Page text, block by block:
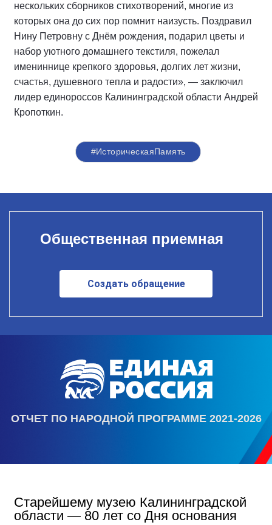
нескольких сборников стихотворений, многие из
которых она до сих пор помнит наизусть. Поздравил
Нину Петровну с Днём рождения, подарил цветы и
набор уютного домашнего текстиля, пожелал
имениннице крепкого здоровья, долгих лет жизни,
счастья, душевного тепла и радости», — заключил
лидер единороссов Калининградской области Андрей
Кропоткин.
#ИсторическаяПамять
Общественная приемная
Создать обращение
ОТЧЕТ ПО НАРОДНОЙ ПРОГРАММЕ 2021-2026
Старейшему музею Калининградской
области — 80 лет со Дня основания